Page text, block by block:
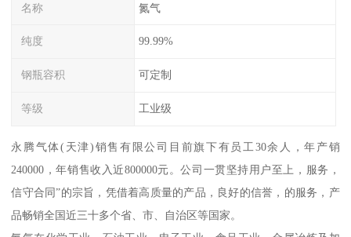
名称 氮气
纯度 99.99%
钢瓶容积 可定制
等级 工业级
永腾气体(天津)销售有限公司目前旗下有员工30余人，年产销
240000，年销售收入近800000元。公司一贯坚持用户至上，服务，
信守合同”的宗旨，凭借着高质量的产品，良好的信誉，的服务，产
品畅销全国近三十多个省、市、自治区等国家。